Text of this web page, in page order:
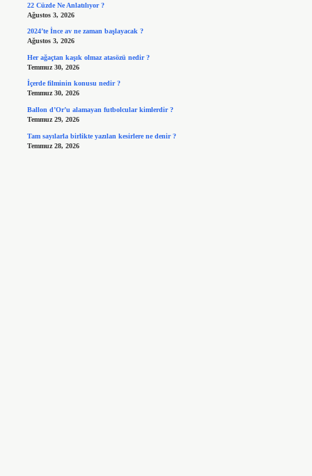
22 Cüzde Ne Anlatılıyor ?
Ağustos 3, 2026
2024’te İnce av ne zaman başlayacak ?
Ağustos 3, 2026
Her ağaçtan kaşık olmaz atasözü nedir ?
Temmuz 30, 2026
İçerde filminin konusu nedir ?
Temmuz 30, 2026
Ballon d’Or’u alamayan futbolcular kimlerdir ?
Temmuz 29, 2026
Tam sayılarla birlikte yazılan kesirlere ne denir ?
Temmuz 28, 2026